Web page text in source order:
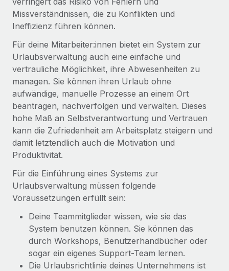
Missverständnissen, die zu Konflikten und
Ineffizienz führen können.
Für deine Mitarbeiter:innen bietet ein System zur
Urlaubsverwaltung auch eine einfache und
vertrauliche Möglichkeit, ihre Abwesenheiten zu
managen. Sie können ihren Urlaub ohne
aufwändige, manuelle Prozesse an einem Ort
beantragen, nachverfolgen und verwalten. Dieses
hohe Maß an Selbstverantwortung und Vertrauen
kann die Zufriedenheit am Arbeitsplatz steigern und
damit letztendlich auch die Motivation und
Produktivität.
Für die Einführung eines Systems zur
Urlaubsverwaltung müssen folgende
Voraussetzungen erfüllt sein:
Deine Teammitglieder wissen, wie sie das
System benutzen können. Sie können das
durch Workshops, Benutzerhandbücher oder
sogar ein eigenes Support-Team lernen.
Die Urlaubsrichtlinie deines Unternehmens ist